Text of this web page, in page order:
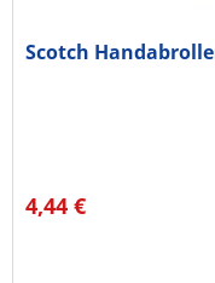
Scotch
4,44 €